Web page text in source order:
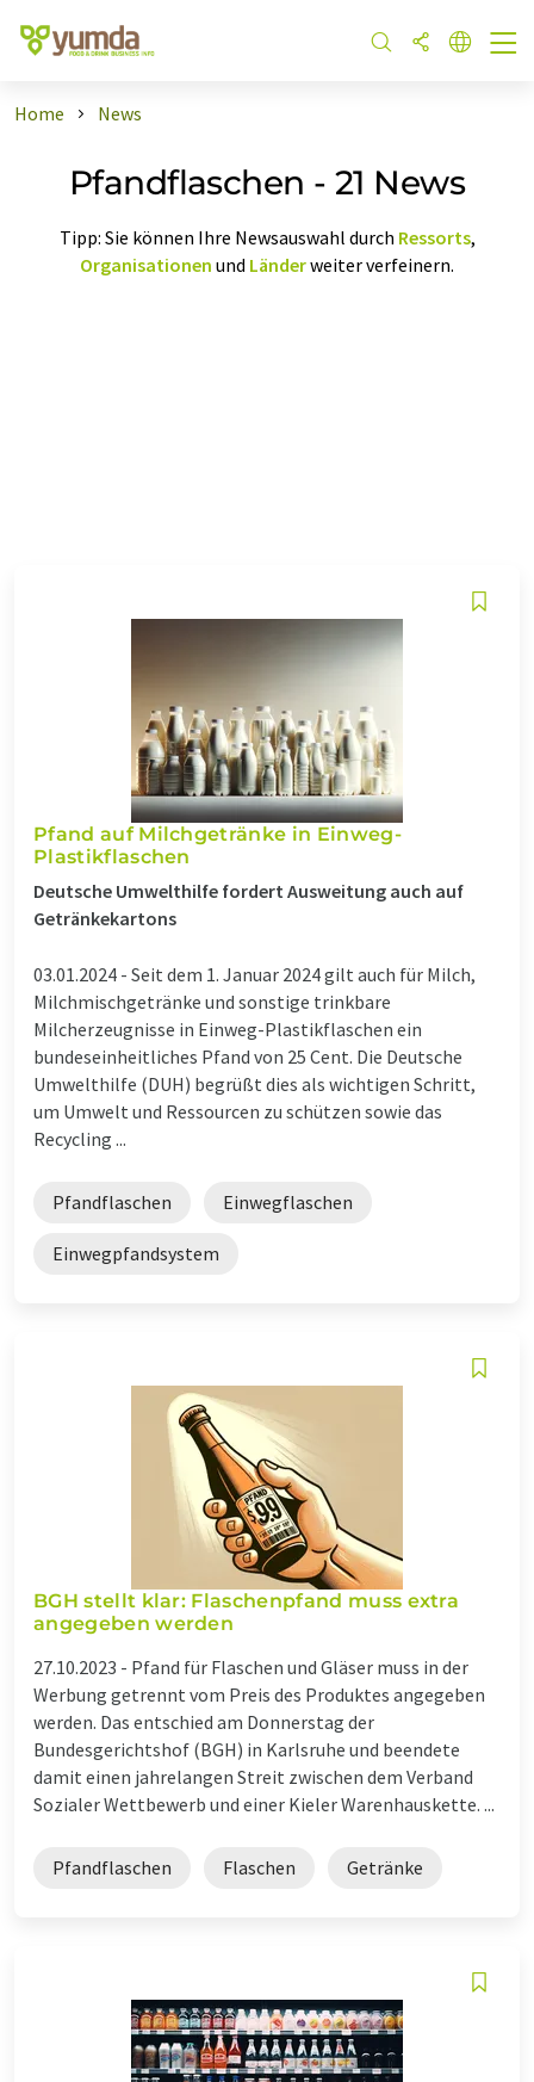
Home News
Pfandflaschen - 21 News
Tipp: Sie können Ihre Newsauswahl durch Ressorts,
Organisationen und Länderweiter verfeinern.
Pfand auf Milchgetränke in Einweg-
Plastikflaschen
Deutsche Umwelthilfe fordert Ausweitung auch auf
Getränkekartons
03.01.2024 - Seit dem 1. Januar 2024 gilt auch für Milch,
Milchmischgetränke und sonstige trinkbare
Milcherzeugnisse in Einweg-Plastikflaschen ein
bundeseinheitliches Pfand von 25 Cent. Die Deutsche
Umwelthilfe (DUH) begrüßt dies als wichtigen Schritt,
um Umwelt und Ressourcen zu schützen sowie das
Recycling ...
Pfandflaschen Einwegflaschen
Einwegpfandsystem
BGH stellt klar: Flaschenpfand muss extra
angegeben werden
27.10.2023 - Pfand für Flaschen und Gläser muss in der
Werbung getrennt vom Preis des Produktes angegeben
werden. Das entschied am Donnerstag der
Bundesgerichtshof (BGH) in Karlsruhe und beendete
damit einen jahrelangen Streit zwischen dem Verband
Sozialer Wettbewerb und einer Kieler Warenhauskette. ...
Pfandflaschen Flaschen Getränke